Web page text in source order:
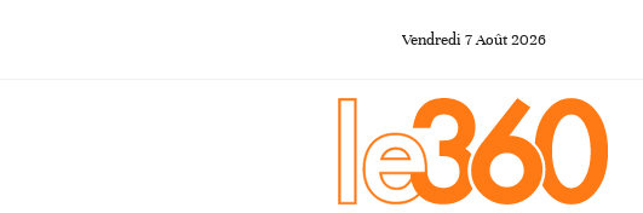
Vendredi 7Août 2026